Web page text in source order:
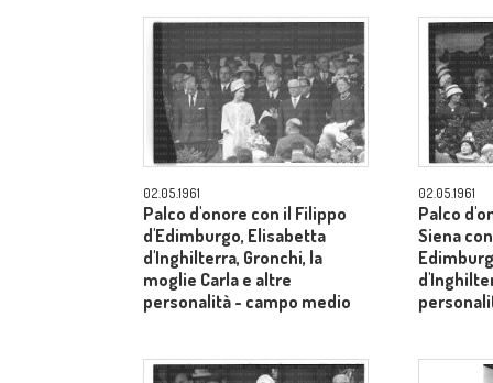
02.05.1961
Palco d'onore con il Filippo
d'Edimburgo, Elisabetta
d'Inghilterra, Gronchi, la
moglie Carla e altre
personalità - campo medio
02.05.1961
Palco
Siena